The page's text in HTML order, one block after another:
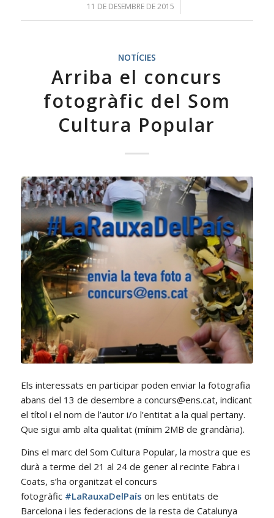
11 DE DESEMBRE DE 2015
/
NOTÍCIES
Arriba el concurs
fotogràfic del Som
Cultura Popular
Els interessats en participar poden enviar la fotografia
abans del 13 de desembre a concurs@ens.cat, indicant
el títol i el nom de l’autor i/o l’entitat a la qual pertany.
Que sigui amb alta qualitat (mínim 2MB de grandària).
Dins el marc del Som Cultura Popular, la mostra que es
durà a terme del 21 al 24 de gener al recinte Fabra i
Coats, s’ha organitzat el concurs
fotogràfic #LaRauxaDelPaís on les entitats de
Barcelona i les federacions de la resta de Catalunya